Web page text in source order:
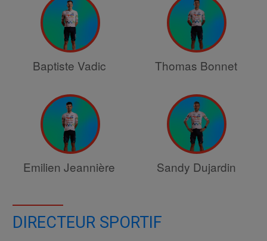
Baptiste Vadic Thomas Bonnet
Emilien Jeannière Sandy Dujardin
DIRECTEUR SPORTIF